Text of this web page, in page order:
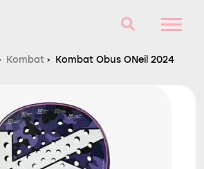
et réponses
Kombat › Kombat Obus ONeil 2024